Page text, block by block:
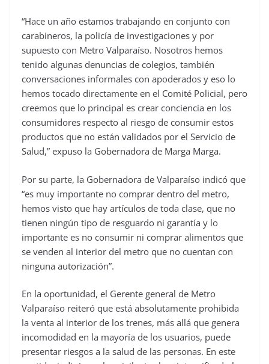
“Hace un año estamos trabajando en conjunto con
carabineros, la policía de investigaciones y por
supuesto con Metro Valparaíso. Nosotros hemos
tenido algunas denuncias de colegios, también
conversaciones informales con apoderados y eso lo
hemos tocado directamente en el Comité Policial, pero
creemos que lo principal es crear conciencia en los
consumidores respecto al riesgo de consumir estos
productos que no están validados por el Servicio de
Salud,” expuso la Gobernadora de Marga Marga.
Por su parte, la Gobernadora de Valparaíso indicó que
“es muy importante no comprar dentro del metro,
hemos visto que hay artículos de toda clase, que no
tienen ningún tipo de resguardo ni garantía y lo
importante es no consumir ni comprar alimentos que
se venden al interior del metro que no cuentan con
ninguna autorización”.
En la oportunidad, el Gerente general de Metro
Valparaíso reiteró que está absolutamente prohibida
la venta al interior de los trenes, más allá que genera
incomodidad en la mayoría de los usuarios, puede
presentar riesgos a la salud de las personas. En este